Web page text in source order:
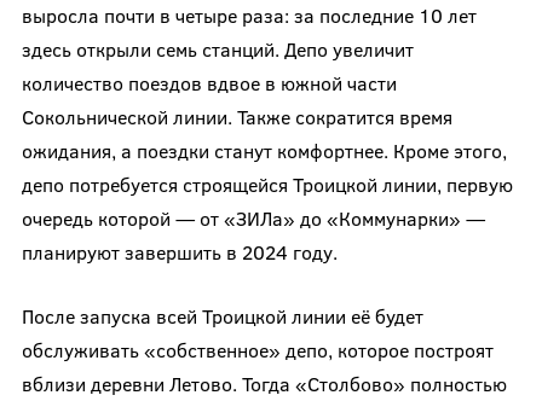
выросла почти в четыре раза: за последние 10 лет
здесь открыли семь станций. Депо увеличит
количество поездов вдвое в южной части
Сокольнической линии. Также сократится время
ожидания, а поездки станут комфортнее. Кроме этого,
депо потребуется строящейся Троицкой линии, первую
очередь которой — от «ЗИЛа» до «Коммунарки» —
планируют завершить в 2024 году.
После запуска всей Троицкой линии её будет
обслуживать «собственное» депо, которое построят
вблизи деревни Летово. Тогда «Столбово» полностью